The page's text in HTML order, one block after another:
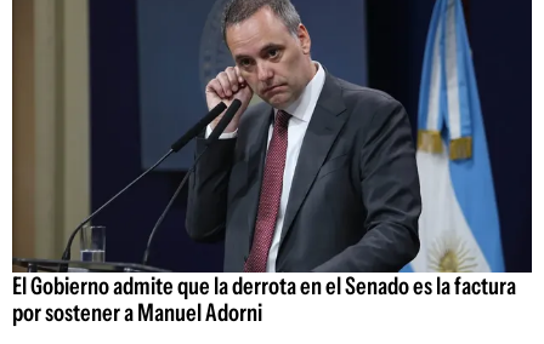
El Gobierno admite que la derrota en el Senado es la factura
por sostener a Manuel Adorni